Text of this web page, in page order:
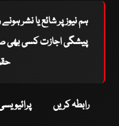
ہم نیوز پر شائع یا نشر
پیشگی اجازت کسی بھی
رابطہ کریں